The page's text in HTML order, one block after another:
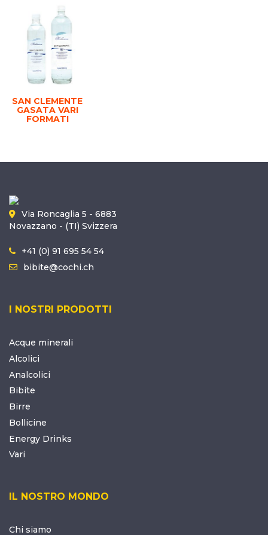
SAN CLEMENTE
GASATA VARI
FORMATI
Via Roncaglia 5 - 6883
Novazzano - (TI) Svizzera
+41 (0) 91 695 54 54
bibite@cochi.ch
I NOSTRI PRODOTTI
Acque minerali
Alcolici
Analcolici
Bibite
Birre
Bollicine
Energy Drinks
Vari
IL NOSTRO MONDO
Chi siamo